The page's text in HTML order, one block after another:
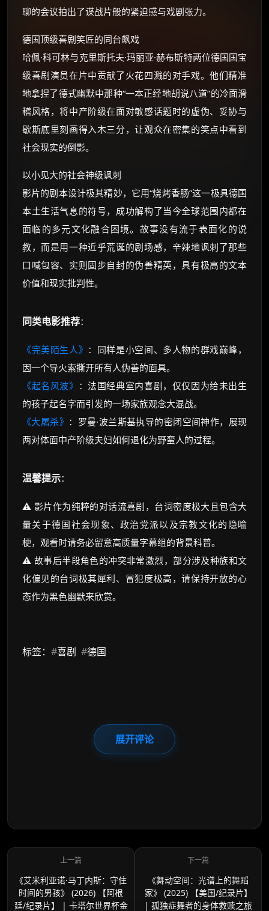
聊的会议拍出了谍战片般的紧迫感与戏剧张力。
德国顶级喜剧笑匠的同台飙戏
哈佩·科可林与克里斯托夫·玛丽亚·赫布斯特两位德国国宝
级喜剧演员在片中贡献了火花四溅的对手戏。他们精准
地拿捏了德式幽默中那种“一本正经地胡说八道”的冷面滑
稽风格，将中产阶级在面对敏感话题时的虚伪、妥协与
歇斯底里刻画得入木三分，让观众在密集的笑点中看到
社会现实的倒影。
以小见大的社会神级讽刺
影片的剧本设计极其精妙，它用“烧烤香肠”这一极具德国
本土生活气息的符号，成功解构了当今全球范围内都在
面临的多元文化融合困境。故事没有流于表面化的说
教，而是用一种近乎荒诞的剧场感，辛辣地讽刺了那些
口喊包容、实则固步自封的伪善精英，具有极高的文本
价值和现实批判性。
同类电影推荐：
《完美陌生人》 ：同样是小空间、多人物的群戏巅峰，
因一个导火索撕开所有人伪善的面具。
《起名风波》 ：法国经典室内喜剧，仅仅因为给未出生
的孩子起名字而引发的一场家族观念大混战。
《大屠杀》 ：罗曼·波兰斯基执导的密闭空间神作，展现
两对体面中产阶级夫妇如何退化为野蛮人的过程。
温馨提示：
⚠️ 影片作为纯粹的对话流喜剧，台词密度极大且包含大
量关于德国社会现象、政治党派以及宗教文化的隐喻
梗，观看时请务必留意高质量字幕组的背景科普。
⚠️ 故事后半段角色的冲突非常激烈，部分涉及种族和文
化偏见的台词极其犀利、冒犯度极高，请保持开放的心
态作为黑色幽默来欣赏。
标签： #喜剧 #德国
展开评论
《艾米利亚诺·马丁内斯：守住
时间的男孩》 (2026) 【阿根
廷/纪录片】 | 卡塔尔世界杯金
《舞动空间：光谱上的舞蹈
家》 (2025) 【美国/纪录片】
| 孤独症舞者的身体救赎之旅